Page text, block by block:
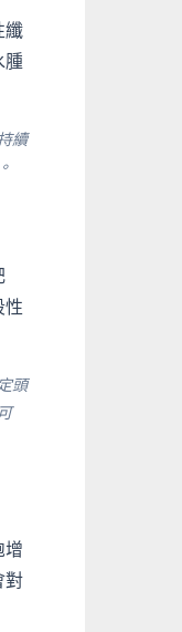
纖
腫
續
性
頭
增
對